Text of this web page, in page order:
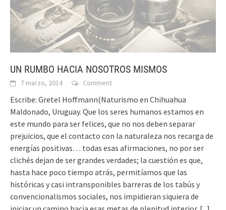
UN RUMBO HACIA NOSOTROS MISMOS
7 marzo, 2014 Comment
Escribe: Gretel Hoffmann(Naturismo en Chihuahua
Maldonado, Uruguay. Que los seres humanos estamos en
este mundo para ser felices, que no nos deben separar
prejuicios, que el contacto con la naturaleza nos recarga de
energías positivas… todas esas afirmaciones, no por ser
clichés dejan de ser grandes verdades; la cuestión es que,
hasta hace poco tiempo atrás, permitíamos que las
históricas y casi intransponibles barreras de los tabús y
convencionalismos sociales, nos impidieran siquiera de